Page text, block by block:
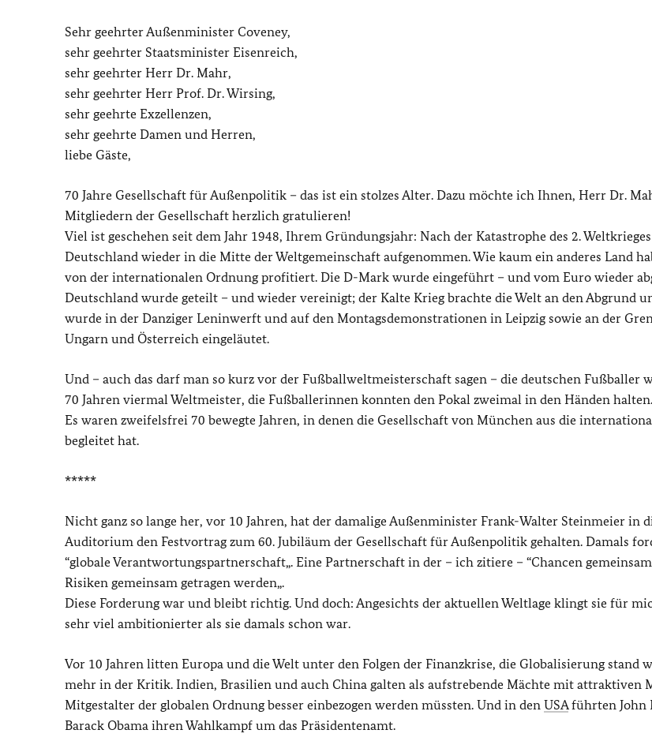
Sehr geehrter Außenminister Coveney,
sehr geehrter Staatsminister Eisenreich,
sehr geehrter Herr Dr. Mahr,
sehr geehrter Herr Prof. Dr. Wirsing,
sehr geehrte Exzellenzen,
sehr geehrte Damen und Herren,
liebe Gäste,
70 Jahre Gesellschaft für Außenpolitik – das ist ein stolzes Alter. Dazu möchte ich Ihnen, Herr Dr.
Mitgliedern der Gesellschaft herzlich gratulieren!
Viel ist geschehen seit dem Jahr 1948, Ihrem Gründungsjahr: Nach der Katastrophe des 2.
Deutschland wieder in die Mitte der Weltgemeinschaft aufgenommen. Wie kaum ein anderes Land
von der internationalen Ordnung profitiert. Die D-Mark wurde eingeführt – und vom Euro wieder
Deutschland wurde geteilt – und wieder vereinigt; der Kalte Krieg brachte die Welt an den Abgrund
wurde in der Danziger Leninwerft und auf den Montagsdemonstrationen in Leipzig sowie an der
Ungarn und Österreich eingeläutet.
Und – auch das darf man so kurz vor der Fußballweltmeisterschaft sagen – die deutschen Fußballer
70 Jahren viermal Weltmeister, die Fußballerinnen konnten den Pokal zweimal in den Händen halten.
Es waren zweifelsfrei 70 bewegte Jahren, in denen die Gesellschaft von München aus die
begleitet hat.
*****
Nicht ganz so lange her, vor 10 Jahren, hat der damalige Außenminister Frank-Walter Steinmeier in
Auditorium den Festvortrag zum 60. Jubiläum der Gesellschaft für Außenpolitik gehalten. Damals
“globale Verantwortungspartnerschaft„. Eine Partnerschaft in der – ich zitiere – “Chancen
Risiken gemeinsam getragen werden„.
Diese Forderung war und bleibt richtig. Und doch: Angesichts der aktuellen Weltlage klingt sie für
sehr viel ambitionierter als sie damals schon war.
Vor 10 Jahren litten Europa und die Welt unter den Folgen der Finanzkrise, die Globalisierung stand
mehr in der Kritik. Indien, Brasilien und auch China galten als aufstrebende Mächte mit attraktiven
Mitgestalter der globalen Ordnung besser einbezogen werden müssten. Und in den USAführten John
Barack Obama ihren Wahlkampf um das Präsidentenamt.